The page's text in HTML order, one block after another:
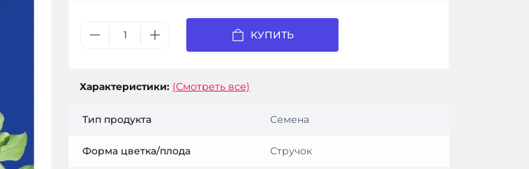
КУПИТЬ
Характеристики: (Смотреть все)
Тип продукта Семена
Форма цветка/плода Стручок